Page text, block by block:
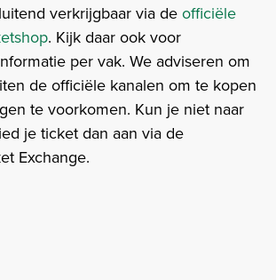
verkrijgbaar via deofficiële
. Kijk daar ook voor
per vak. We adviseren om
de officiële kanalen om te kopen
te voorkomen. Kun je niet naar
je ticket dan aan via de
Exchange.